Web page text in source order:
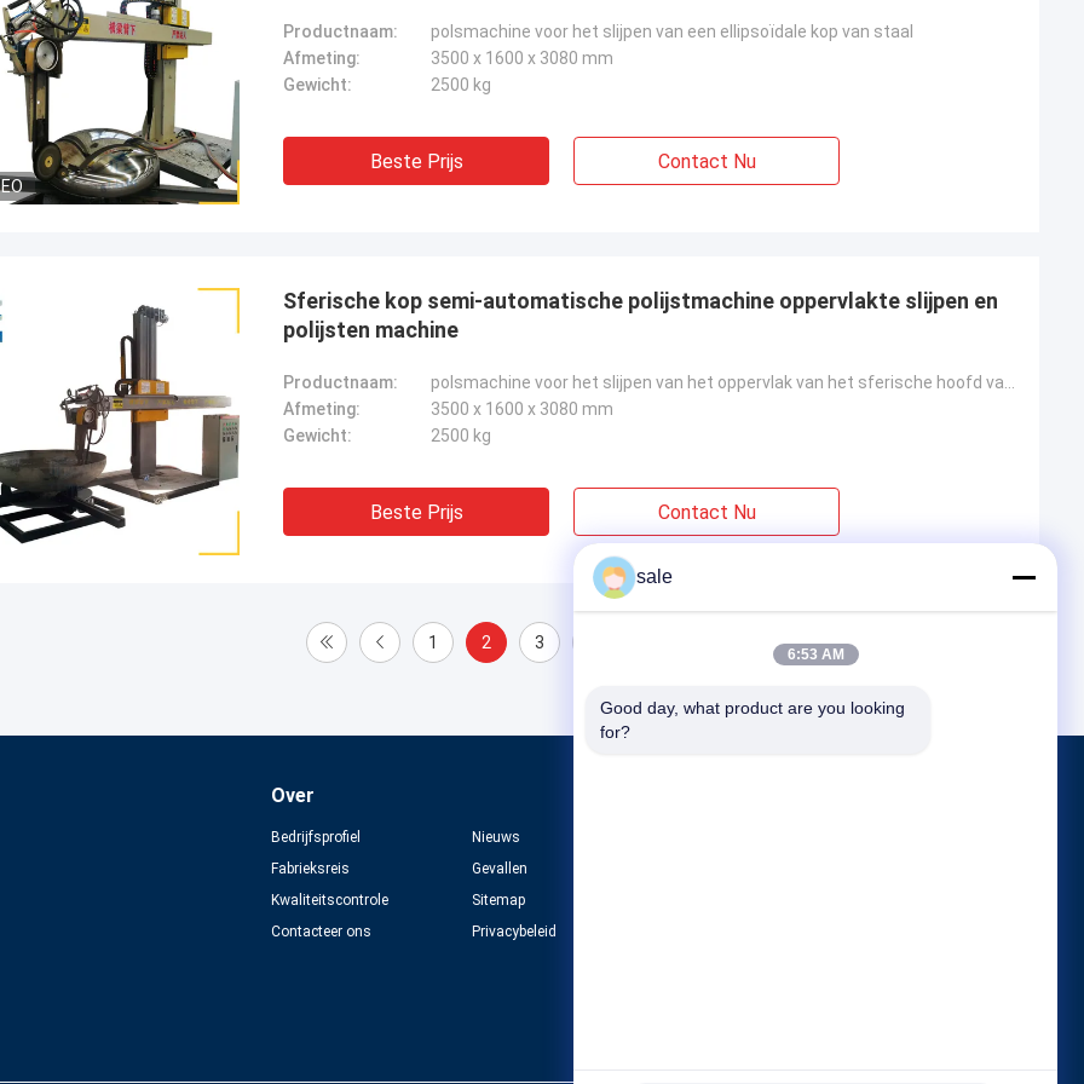
Productnaam:
polsmachine voor het slijpen van een ellipsoïdale kop van staal
Afmeting:
3500 x 1600 x 3080 mm
Gewicht:
2500 kg
Beste Prijs Contact Nu
Sferische kop semi-automatische polijstmachine oppervlakte slijpen en
polijsten machine
Productnaam:
Afmeting:
3500 x 1600 x 3080 mm
Gewicht:
2500 kg
Beste Prijs Contact Nu
1 2 3
Over
Bedrijfsprofiel
Fabrieksreis
Kwaliteitscontrole
Contacteer ons
Nieuws
Gevallen
Sitemap
Privacybeleid
sale
6:53 AM
Good day, what product are you looking
for?